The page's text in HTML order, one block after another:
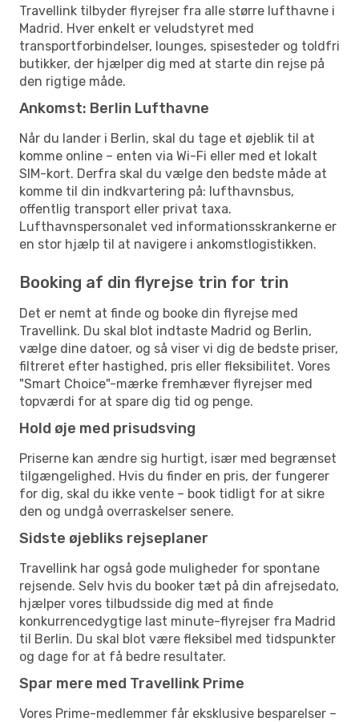
Travellink tilbyder flyrejser fra alle større lufthavne i
Madrid. Hver enkelt er veludstyret med
transportforbindelser, lounges, spisesteder og toldfri
butikker, der hjælper dig med at starte din rejse på
den rigtige måde.
Ankomst: Berlin Lufthavne
Når du lander i Berlin, skal du tage et øjeblik til at
komme online – enten via Wi-Fi eller med et lokalt
SIM-kort. Derfra skal du vælge den bedste måde at
komme til din indkvartering på: lufthavnsbus,
offentlig transport eller privat taxa.
Lufthavnspersonalet ved informationsskrankerne er
en stor hjælp til at navigere i ankomstlogistikken.
Booking af din flyrejse trin for trin
Det er nemt at finde og booke din flyrejse med
Travellink. Du skal blot indtaste Madrid og Berlin,
vælge dine datoer, og så viser vi dig de bedste priser,
filtreret efter hastighed, pris eller fleksibilitet. Vores
"Smart Choice"-mærke fremhæver flyrejser med
topværdi for at spare dig tid og penge.
Hold øje med prisudsving
Priserne kan ændre sig hurtigt, især med begrænset
tilgængelighed. Hvis du finder en pris, der fungerer
for dig, skal du ikke vente – book tidligt for at sikre
den og undgå overraskelser senere.
Sidste øjebliks rejseplaner
Travellink har også gode muligheder for spontane
rejsende. Selv hvis du booker tæt på din afrejsedato,
hjælper vores tilbudsside dig med at finde
konkurrencedygtige last minute-flyrejser fra Madrid
til Berlin. Du skal blot være fleksibel med tidspunkter
og dage for at få bedre resultater.
Spar mere med Travellink Prime
Vores Prime-medlemmer får eksklusive besparelser –